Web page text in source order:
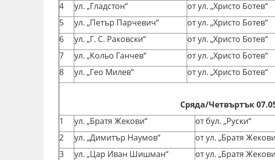
4
ул. „Гладстон“ от ул. „Христо Ботев“
5
ул. „Петър Парчевич“ от ул. „Христо Ботев“
6
ул. „Г. С. Раковски“ от ул. „Христо Ботев“
7
ул. „Кольо Ганчев“ от ул. „Христо Ботев“
8
ул. „Гео Милев“ от ул. „Христо Ботев“
Сряда/Четвъртък
1
ул. „Братя Жекови“ от бул. „Руски“
2
ул. „Димитър Наумов“ от ул. „Братя
3
ул. „Цар Иван Шишман“ от ул. „Братя